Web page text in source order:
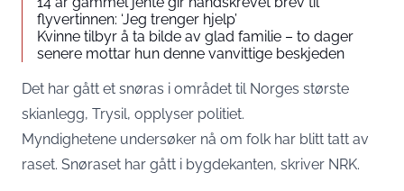
flyvertinnen: ‘Jeg trenger hjelp’
Kvinne tilbyr å ta bilde av glad familie – to dager
senere mottar hun denne vanvittige beskjeden
Det har gått et snøras i området til Norges største
skianlegg, Trysil, opplyser politiet.
Myndighetene undersøker nå om folk har blitt tatt av
raset. Snøraset har gått i bygdekanten, skriver NRK.